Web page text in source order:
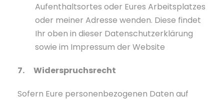
Aufenthaltsortes oder Eures Arbeitsplatzes
oder meiner Adresse wenden. Diese findet
Ihr oben in dieser Datenschutzerklärung
sowie im Impressum der Website
7. Widerspruchsrecht
Sofern Eure personenbezogenen Daten auf